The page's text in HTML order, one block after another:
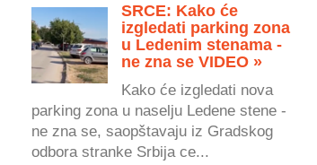
SRCE: Kako će
izgledati parking zona
u Ledenim stenama -
ne zna se VIDEO »
Kako će izgledati nova
parking zona u naselju Ledene stene -
ne zna se, saopštavaju iz Gradskog
odbora stranke Srbija ce...